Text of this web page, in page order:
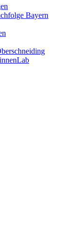
Bayern